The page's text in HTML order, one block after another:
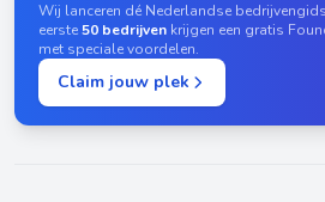
Wij lanceren dé Nederlandse
eerste50 bedrijven krijgen een gratis
met speciale voordelen.
Claim jouw plek